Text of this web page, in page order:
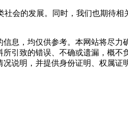
的发展。同时，我们也期待相
，均仅供参考。本网站将尽力
引致的错误、不确或遗漏，概
说明，并提供身份证明、权属